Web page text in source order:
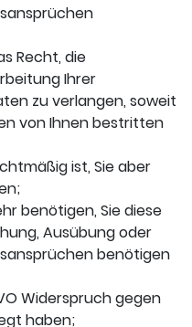
Recht, die
Ihrer
zu verlangen, soweit
von Ihnen bestritten
ist, Sie aber
benötigen, Sie diese
Ausübung oder
benötigen
Widerspruch gegen
haben;